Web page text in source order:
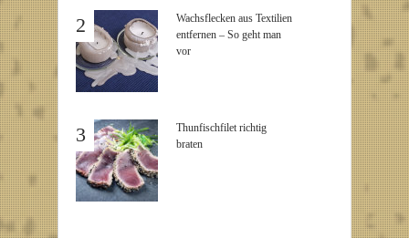
2
Wachsflecken aus Textilien
entfernen – So geht man
vor
3
Thunfischfilet richtig
braten